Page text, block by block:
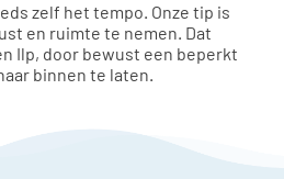
zelf het tempo. Onze tip is
en ruimte te nemen. Dat
Ilp, door bewust een beperkt
binnen te laten.